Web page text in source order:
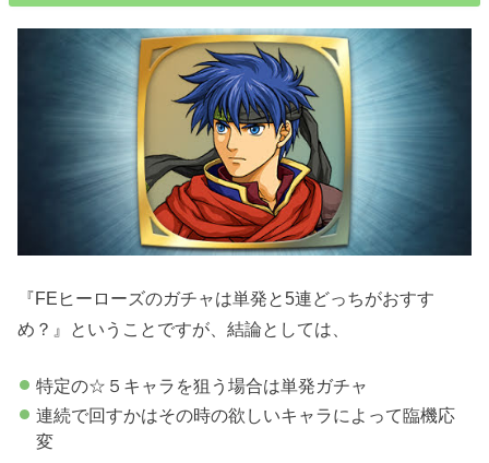
『FEヒーローズのガチャは単発と5連どっちがおすす
め？』ということですが、結論としては、
特定の☆５キャラを狙う場合は単発ガチャ
連続で回すかはその時の欲しいキャラによって臨機応
変